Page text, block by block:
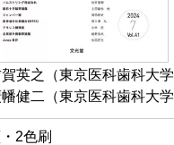
英之（東京医科歯科大学
東京医科歯科大学
2色刷